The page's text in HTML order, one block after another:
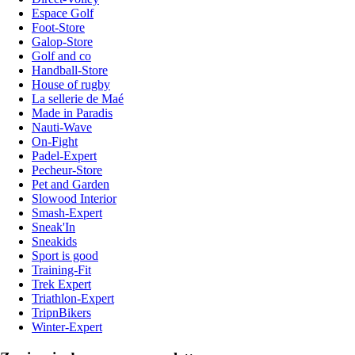
Espace Golf
Foot-Store
Galop-Store
Golf and co
Handball-Store
House of rugby
La sellerie de Maé
Made in Paradis
Nauti-Wave
On-Fight
Padel-Expert
Pecheur-Store
Pet and Garden
Slowood Interior
Smash-Expert
Sneak'In
Sneakids
Sport is good
Training-Fit
Trek Expert
Triathlon-Expert
TripnBikers
Winter-Expert